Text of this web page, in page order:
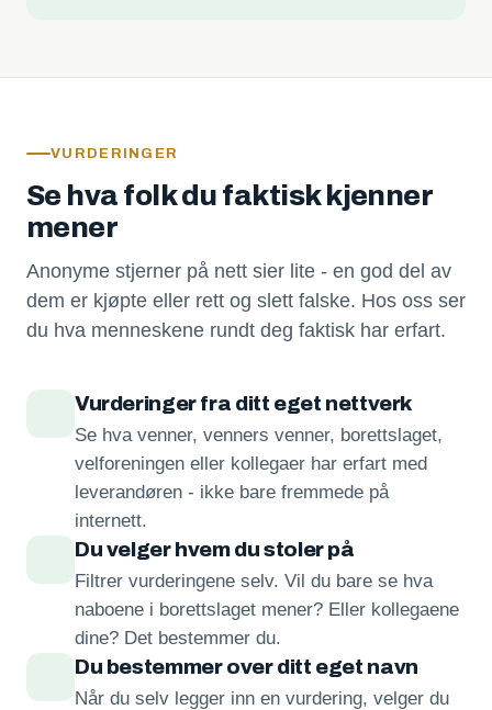
VURDERINGER
Se hva folk du faktisk kjenner
mener
Anonyme stjerner på nett sier lite - en god del av
dem er kjøpte eller rett og slett falske. Hos oss ser
du hva menneskene rundt deg faktisk har erfart.
Vurderinger fra ditt eget nettverk
Se hva venner, venners venner, borettslaget,
velforeningen eller kollegaer har erfart med
leverandøren - ikke bare fremmede på
internett.
Du velger hvem du stoler på
Filtrer vurderingene selv. Vil du bare se hva
naboene i borettslaget mener? Eller kollegaene
dine? Det bestemmer du.
Du bestemmer over ditt eget navn
Når du selv legger inn en vurdering, velger du